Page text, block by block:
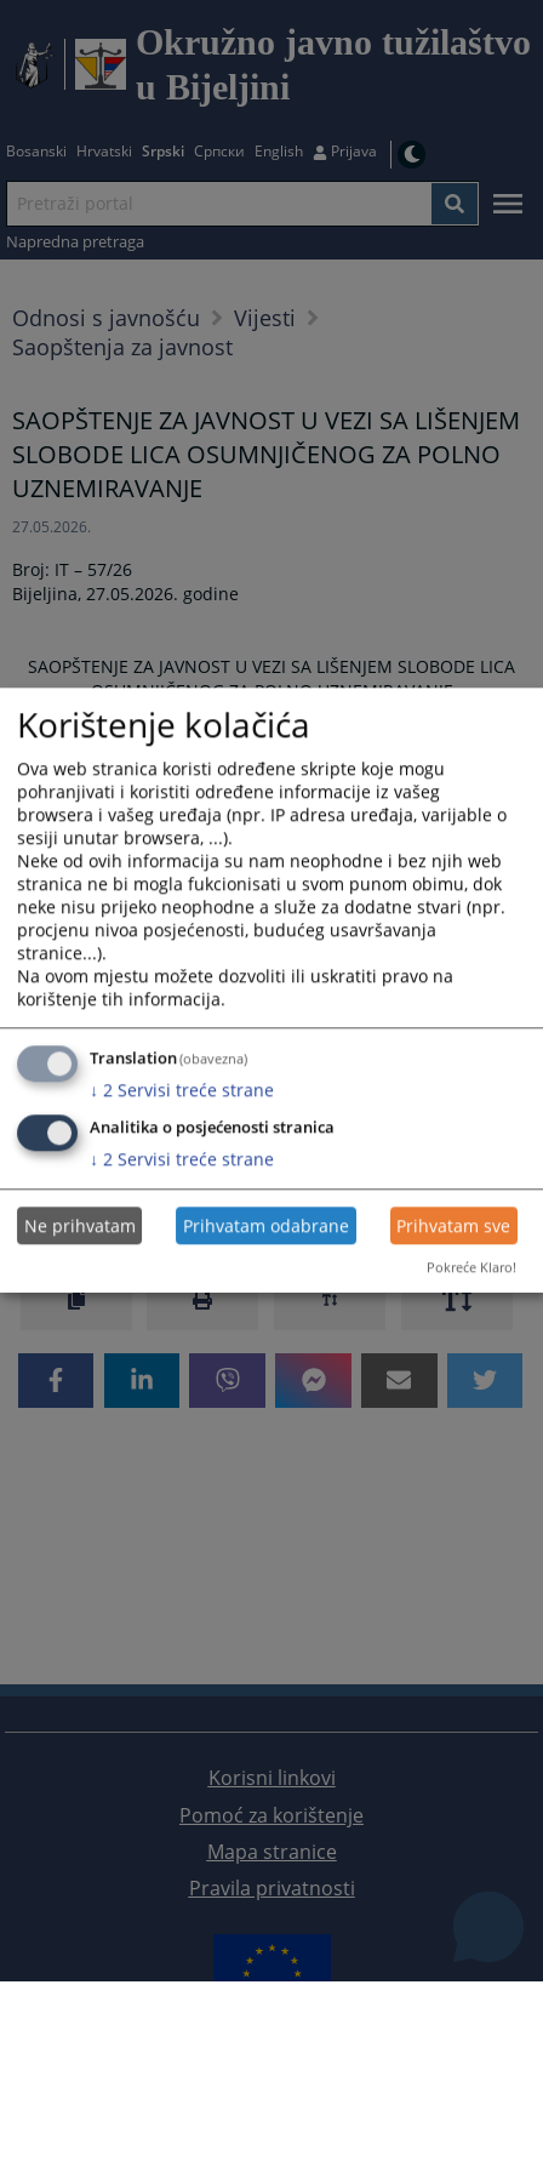
Okružno javno tužilaštvo
u Bijeljini
Bosanski Hrvatski Srpski Српски English Prijava
Napredna pretraga
Odnosi s javnošću
Vijesti
Saopštenja za javnost
SAOPŠTENJE ZA JAVNOST U VEZI SA LIŠENJEM
SLOBODE LICA OSUMNJIČENOG ZA POLNO
UZNEMIRAVANJE
27.05.2026.
Broj: IT – 57/26
Bijeljina, 27.05.2026. godine
SAOPŠTENJE ZA JAVNOST U VEZI SA LIŠENJEM SLOBODE LICA
OSUMNJIČENOG ZA POLNO UZNEMIRAVANJE
Dana 27.05.2026. godine, nakon završene kriminalističke
obrade od strane policijskih službenika Policijske uprave
Bijeljina, osumnjičeni S. D. je uz izvještaj o počinjenom
krivičnom djelu predat u dalju nadležnost Okružnog javnog
tužilaštva u Bijeljini.
Nakon ispitivanja osumnjičenog od strane postupajućeg
tužioca, nadležnom Sudu će u toku dana biti upućen prijedlog
za određivanje pritvora zbog postojanja osnovane sumnje da je
osumnjičeni S. D. počinio krivično djelo – Polno uznemiravanje
iz člana 170. stav 2. u vezi sa stavom 1. Krivičnog zakonika
Republike Srpske.
“Ovom objavom ne prejudicira se ishod krivičnog postupka i
ne narušava se princip presumpcije nevinosti. Svako se
smatra nevinim dok se pravosnažnom presudom ne utvrdi
njegova krivica.”
Prikazana vijest je na: Srpski jezik
157PREGLEDA
Korisni linkovi
Pomoć za korištenje
Mapa stranice
Pravila privatnosti
Korištenje kolačića
Ova web stranica koristi određene skripte koje mogu
pohranjivati i koristiti određene informacije iz vašeg
browsera i vašeg uređaja (npr. IP adresa uređaja, varijable o
sesiji unutar browsera, ...).
Neke od ovih informacija su nam neophodne i bez njih web
stranica ne bi mogla fukcionisati u svom punom obimu, dok
neke nisu prijeko neophodne a služe za dodatne stvari (npr.
procjenu nivoa posjećenosti, budućeg usavršavanja
stranice...).
Na ovom mjestu možete dozvoliti ili uskratiti pravo na
korištenje tih informacija.
Translation(obavezna)
↓ 2 Servisi treće strane
Analitika o posjećenosti stranica
↓ 2 Servisi treće strane
Ne prihvatam Prihvatam odabrane Prihvatam sve
Pokreće Klaro!